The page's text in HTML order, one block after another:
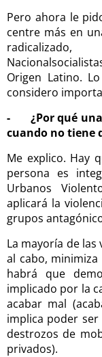
Pero ahora le
centre más en
Origen Latino.
considero
- ¿Por qué una
cuando no tiene
Me explico. Hay
persona es
Urbanos
aplicará la
grupos
La mayoría de
al cabo,
habrá que
implicado por la
acabar mal
implica poder
destrozos de
privados).